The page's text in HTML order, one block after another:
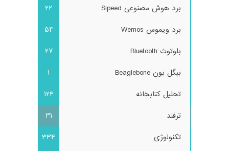
برد هوش مصنوعی Sipeed
22
برد ویموس Wemos
54
بلوتوث Bluetooth
27
بیگل بون Beaglebone
1
تحلیل کتابخانه
124
ترفند
31
تکنولوژی
334